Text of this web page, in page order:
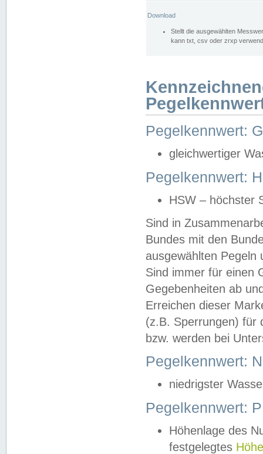
Download
Stellt die ausgewählten
kann txt, csv oder zrxp
Pegelkennwert:
gleichwertiger
Pegelkennwert:
HSW – höchster
Sind in
Bundes mit den
ausgewählten
Sind immer für einen
Gegebenheiten ab
Erreichen dieser
(z.B. Sperrungen) für
bzw. werden bei
Pegelkennwert:
niedrigster
Pegelkennwert:
Höhenlage des
festgelegtes